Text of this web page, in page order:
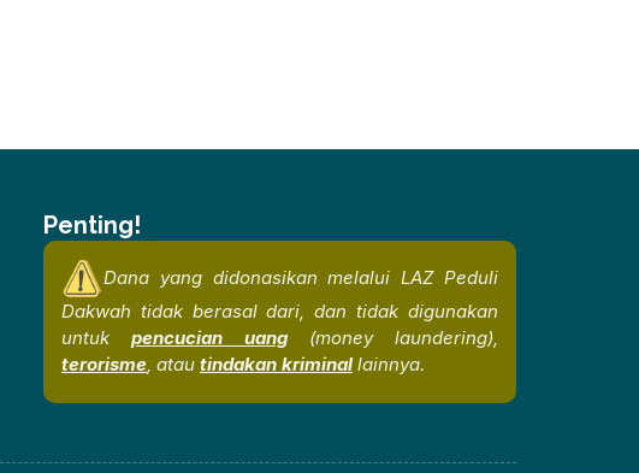
Penting!
Dana yang didonasikan melalui LAZ Peduli
Dakwah tidak berasal dari, dan tidak digunakan
untuk pencucian uang(money laundering),
terorisme, atau tindakan kriminallainnya.